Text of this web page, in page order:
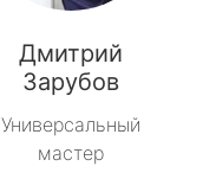
Дмитрий
Зарубов
Универсальный
мастер